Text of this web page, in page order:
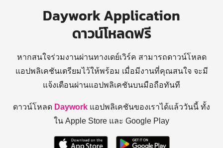
Daywork Application
ดาวน์โหลดฟรี
หากสนใจร่วมงานผ่านทางเดย์เวิร์ค สามารถดาวน์โหลด
แอปพลิเคชันเตรียมไว้ให้พร้อม เมื่อมีงานที่คุณสนใจ จะมี
แจ้งเตือนผ่านแอปพลิเคชันบนมือถือทันที
ดาวน์โหลด Daywork แอปพลิเคชันของเราได้แล้ววันนี้ ทั้ง
ใน Apple Store และ Google Play